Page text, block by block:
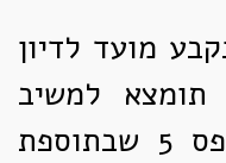
מועד לדיון
למשיב
הודעה ערוכה לפי טופס 5 שבתוספת